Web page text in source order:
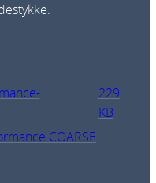
229
KB
COARSE